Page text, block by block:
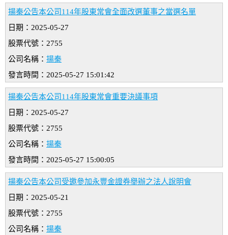
揚秦公告本公司114年股東常會全面改選董事之當選名單
日期：2025-05-27
股票代號：2755
公司名稱： 揚秦
發言時間：2025-05-27 15:01:42
揚秦公告本公司114年股東常會重要決議事項
日期：2025-05-27
股票代號：2755
公司名稱： 揚秦
發言時間：2025-05-27 15:00:05
揚秦公告本公司受邀參加永豐金證券舉辦之法人說明會
日期：2025-05-21
股票代號：2755
公司名稱： 揚秦